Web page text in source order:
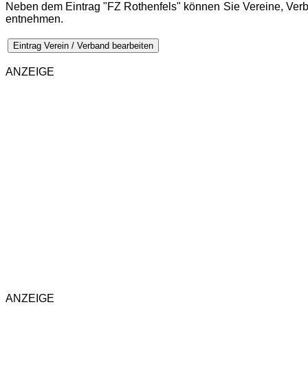
Neben dem Eintrag "FZ Rothenfels" können Sie Vereine,
entnehmen.
Eintrag Verein / Verband bearbeiten
ANZEIGE
ANZEIGE